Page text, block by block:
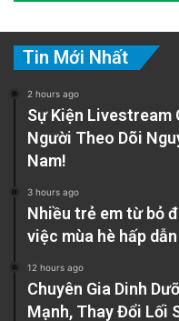
Tin Mới Nhất
2 hours ago
Sự Kiện Livestream
Người Theo Dõi
Nam!
3 hours ago
Nhiều trẻ em từ bỏ
việc mùa hè hấp dẫn
12 hours ago
Chuyên Gia Dinh
Mạnh, Thay Đổi Lối